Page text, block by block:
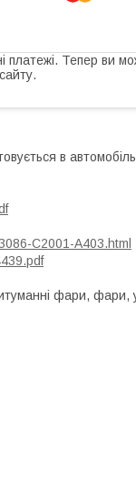
платежі. Тепер ви
в
C2001-A403.html
фари, фари,